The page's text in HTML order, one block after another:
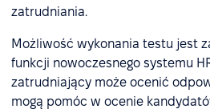
zatrudniania.
Możliwość wykonania testu jest
funkcji nowoczesnego systemu
zatrudniający może ocenić
mogą pomóc w ocenie